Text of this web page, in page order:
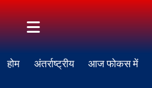
होम अंतर्राष्ट्रीय आज फोकस में